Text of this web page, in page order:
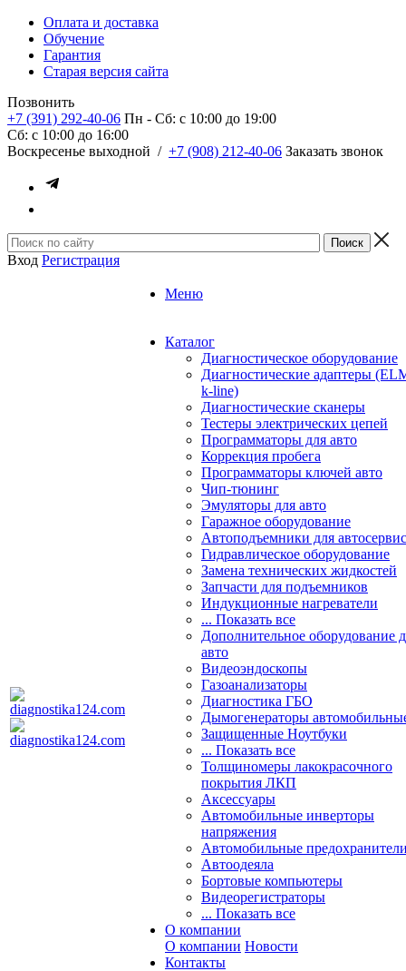
Оплата и доставка
Обучение
Гарантия
Старая версия сайта
Позвонить
+7 (391) 292-40-06 Пн - Сб: c 10:00 до 19:00
Сб: c 10:00 до 16:00
​Воскресенье выходной / +7 (908) 212-40-06 Заказать звонок
Вход Регистрация
Меню
Каталог
Диагностическое оборудование
Диагностические адаптеры
k-line)
Диагностические сканеры
Тестеры электрических цепей
Программаторы для авто
Коррекция пробега
Программаторы ключей авто
Чип-тюнинг
Эмуляторы для авто
Гаражное оборудование
Автоподъемники для
Гидравлическое оборудование
Замена технических жидкостей
Запчасти для подъемников
Индукционные нагреватели
... Показать все
Дополнительное оборудование
авто
Видеоэндоскопы
Газоанализаторы
Диагностика ГБО
Дымогенераторы
Защищенные Ноутбуки
... Показать все
Толщиномеры лакокрасочного
покрытия ЛКП
Аксессуары
Автомобильные инверторы
напряжения
Автомобильные
Автоодеяла
Бортовые компьютеры
Видеорегистраторы
... Показать все
О компании
О компании Новости
Контакты